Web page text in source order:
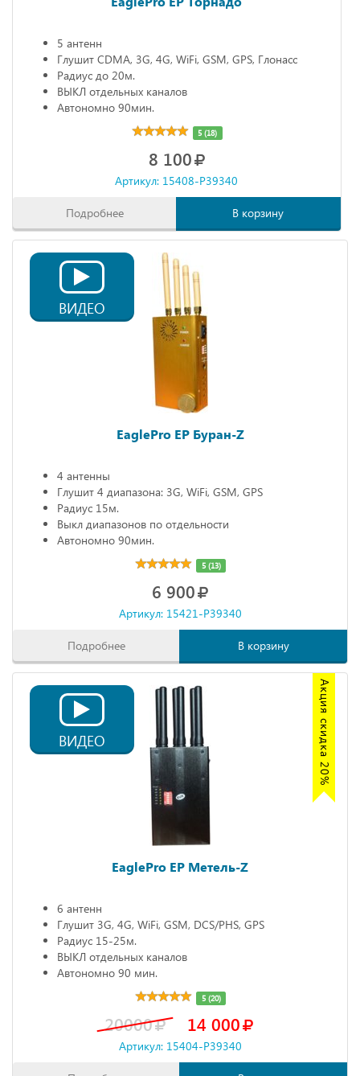
5 антенн
Глушит CDMA, 3G, 4G, WiFi, GSM, GPS, Глонасс
Радиус до 20м.
ВЫКЛ отдельных каналов
Автономно 90мин.
5 (18)
8 100
Артикул: 15408-P39340
Подробнее В корзину
ВИДЕО
EaglePro EP Буран-Z
4 антенны
Глушит 4 диапазона: 3G, WiFi, GSM, GPS
Радиус 15м.
Выкл диапазонов по отдельности
Автономно 90мин.
5 (13)
6 900
Артикул: 15421-P39340
Подробнее В корзину
Акция скидка 20%
ВИДЕО
EaglePro EP Метель-Z
6 антенн
Глушит 3G, 4G, WiFi, GSM, DCS/PHS, GPS
Радиус 15-25м.
ВЫКЛ отдельных каналов
Автономно 90 мин.
5 (20)
20000 14 000
Артикул: 15404-P39340